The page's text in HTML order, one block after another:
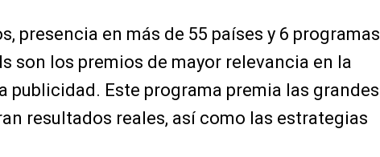
presencia en más de 55 países y 6 programas
son los premios de mayor relevancia en la
publicidad. Este programa premia las grandes
resultados reales, así como las estrategias